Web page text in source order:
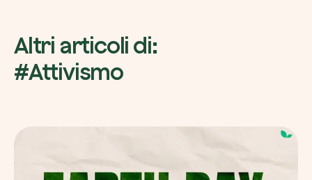
Altri articoli di:
#Attivismo